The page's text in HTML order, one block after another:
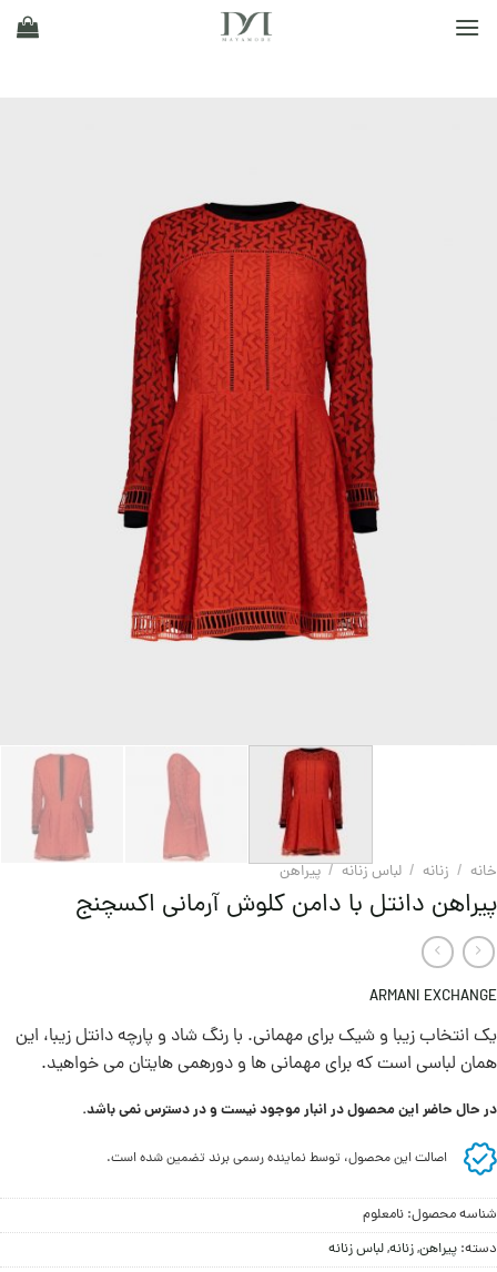
خانه / زنانه / لباس زنانه / پيراهن
پیراهن دانتل با دامن کلوش آرمانی اکسچنج
ARMANI EXCHANGE
یک انتخاب زیبا و شیک برای مهمانی. با رنگ شاد و پارچه دانتل زیبا، این
همان لباسی است که برای مهمانی ها و دورهمی هایتان می خواهيد.
در حال حاضر این محصول در انبار موجود نیست و در دسترس نمی باشد.
اصالت این محصول، توسط نماینده رسمی برند تضمین شده است.
شناسه محصول: نامعلوم
دسته: پيراهن,زنانه,لباس زنانه